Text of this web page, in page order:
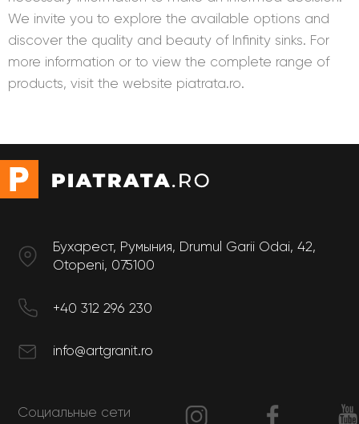
We invite you to explore the available options and
discover the quality and beauty of Infinity sinks. For
more information or to view the complete range of
products, visit the website piatrata.ro.
Бухарест, Румыния, Drumul Garii Odai, 42,
Otopeni, 075100
+40 312 296 230
info@artgranit.ro
Социальные сети